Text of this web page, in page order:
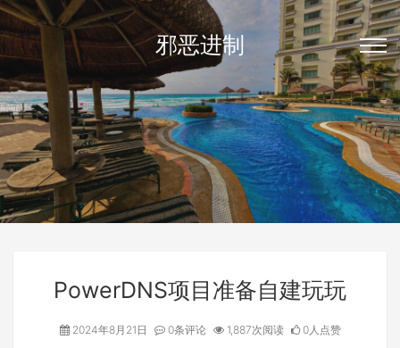
邪恶进制
PowerDNS项目准备自建玩玩
2024年8月21日 0条评论 1,887次阅读 0人点赞